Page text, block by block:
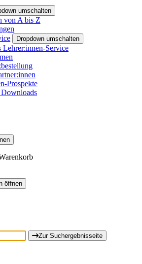
umschalten
von A bis Z
Dropdown umschalten
Lehrer:innen-Service
Prospekte
öffnen
Zur Suchergebnisseite